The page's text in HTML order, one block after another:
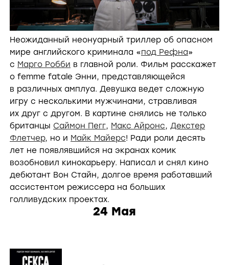
Неожиданный неонуарный триллер об опасном
мире английского криминала «под Рефна»
с Марго Робби в главной роли. Фильм расскажет
о femme fatale Энни, представляющейся
в различных амплуа. Девушка ведет сложную
игру с несколькими мужчинами, стравливая
их друг с другом. В картине снялись не только
британцы Саймон Пегг, Макс Айронс, Декстер
Флетчер, но и Майк Майерс! Ради роли десять
лет не появлявшийся на экранах комик
возобновил кинокарьеру. Написал и снял кино
дебютант Вон Стайн, долгое время работавший
ассистентом режиссера на больших
голливудских проектах.
24 Мая